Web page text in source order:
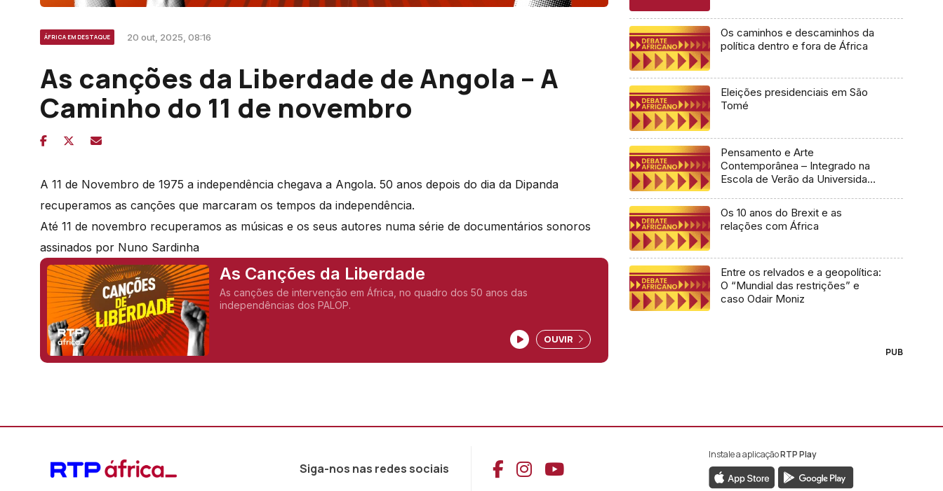
ÁFRICA EM DESTAQUE 20 out, 2025, 08:16
As canções da Liberdade de Angola – A
Caminho do 11 de novembro
A 11 de Novembro de 1975 a independência chegava a Angola. 50 anos depois do dia da Dipanda
recuperamos as canções que marcaram os tempos da independência.
Até 11 de novembro recuperamos as músicas e os seus autores numa série de documentários sonoros
assinados por Nuno Sardinha
As Canções da Liberdade
As canções de intervenção em África, no quadro dos 50 anos das
independências dos PALOP.
OUVIR
Os caminhos e descaminhos da
política dentro e fora de África
Eleições presidenciais em São
Tomé
Pensamento e Arte
Contemporânea – Integrado na
Escola de Verão da Universidade
Os 10 anos do Brexit e as
relações com África
Entre os relvados e a geopolítica:
O “Mundial das restrições” e
caso Odair Moniz
PUB
Siga-nos nas redes sociais Aceder ao Facebook da RTP África
Aceder ao Instagram da RTP África
Aceder ao YouTube da RTP África
Instale a aplicaçãoRTP Play